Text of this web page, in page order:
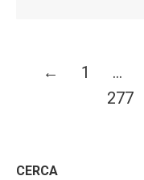
← 1 …
277
CERCA